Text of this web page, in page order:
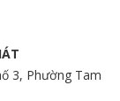
3, Phường Tam